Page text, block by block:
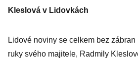
Kleslová v Lidovkách
Lidové noviny se celkem bez
ruky svého majitele, Radmily